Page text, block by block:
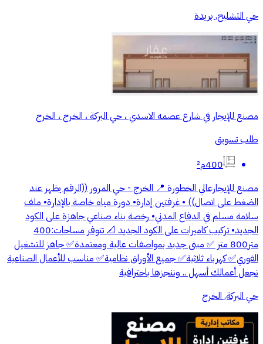
حي التشليح, بريدة
مصنع للإيجار في شارع عصمه الاسدي ، حي البركة ، الخرج ، الخرج
طلب تسويق
400م²
مصنع للإيجارعالي الخطورة 📍 الخرج - حي المرور ((الرقم يظهر عند
الضغط على اتصال)) • غرفتين إدارة• دورة مياه خاصة بالإدارة• ملف
سلامة مسلم في الدفاع المدني• رخصة بناء صناعي جاهزة على الكود
الجديد• تركيب كاميرات على الكود الجديد 📐 تتوفر مساحات:400
متر800 متر ✅ مبنى جديد بمواصفات عالية ومعتمدة✅ جاهز للتشغيل
الفوري✅ كهرباء ثلاثية✅ جميع الأوراق نظامية✅ مناسب للأعمال الصناعية
نجعل أعمالك أسهل .. وننجزها باحترافية
حي البركة, الخرج